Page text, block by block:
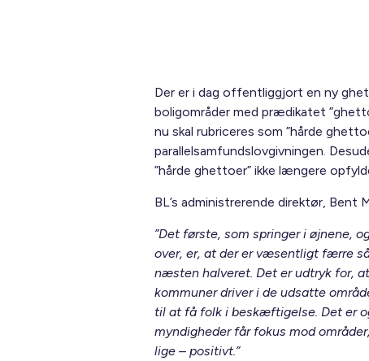
Der er i dag offentliggjort en ny
boligområder med prædikatet
nu skal rubriceres som ”hårde
parallelsamfundslovgivningen.
”hårde ghettoer” ikke længere
BL’s administrerende direktør, Bent
”Det første, som springer i øjnene,
over, er, at der er væsentligt færre
næsten halveret. Det er udtryk for,
kommuner driver i de udsatte
til at få folk i beskæftigelse. Det er
myndigheder får fokus mod
lige – positivt.”